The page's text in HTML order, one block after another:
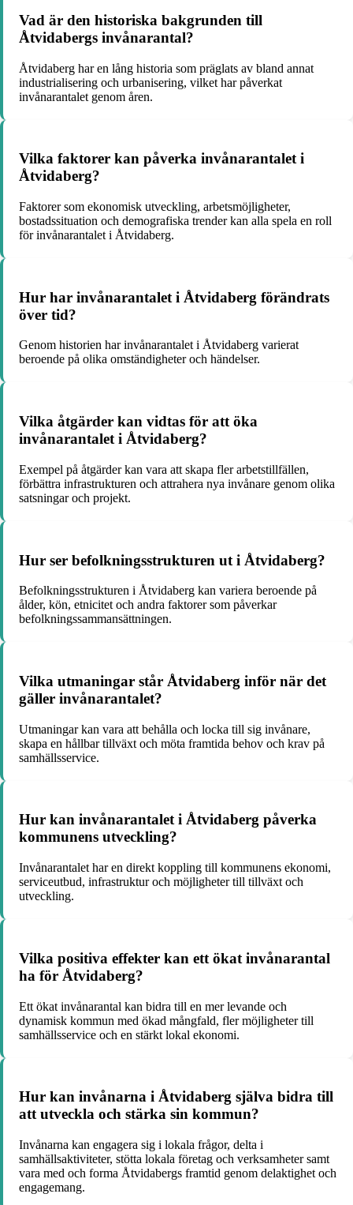
Vad är den historiska bakgrunden till
Åtvidabergs invånarantal?
Åtvidaberg har en lång historia som präglats av bland annat
industrialisering och urbanisering, vilket har påverkat
invånarantalet genom åren.
Vilka faktorer kan påverka invånarantalet i
Åtvidaberg?
Faktorer som ekonomisk utveckling, arbetsmöjligheter,
bostadssituation och demografiska trender kan alla spela en roll
för invånarantalet i Åtvidaberg.
Hur har invånarantalet i Åtvidaberg förändrats
över tid?
Genom historien har invånarantalet i Åtvidaberg varierat
beroende på olika omständigheter och händelser.
Vilka åtgärder kan vidtas för att öka
invånarantalet i Åtvidaberg?
Exempel på åtgärder kan vara att skapa fler arbetstillfällen,
förbättra infrastrukturen och attrahera nya invånare genom olika
satsningar och projekt.
Hur ser befolkningsstrukturen ut i Åtvidaberg?
Befolkningsstrukturen i Åtvidaberg kan variera beroende på
ålder, kön, etnicitet och andra faktorer som påverkar
befolkningssammansättningen.
Vilka utmaningar står Åtvidaberg inför när det
gäller invånarantalet?
Utmaningar kan vara att behålla och locka till sig invånare,
skapa en hållbar tillväxt och möta framtida behov och krav på
samhällsservice.
Hur kan invånarantalet i Åtvidaberg påverka
kommunens utveckling?
Invånarantalet har en direkt koppling till kommunens ekonomi,
serviceutbud, infrastruktur och möjligheter till tillväxt och
utveckling.
Vilka positiva effekter kan ett ökat invånarantal
ha för Åtvidaberg?
Ett ökat invånarantal kan bidra till en mer levande och
dynamisk kommun med ökad mångfald, fler möjligheter till
samhällsservice och en stärkt lokal ekonomi.
Hur kan invånarna i Åtvidaberg själva bidra till
att utveckla och stärka sin kommun?
Invånarna kan engagera sig i lokala frågor, delta i
samhällsaktiviteter, stötta lokala företag och verksamheter samt
vara med och forma Åtvidabergs framtid genom delaktighet och
engagemang.